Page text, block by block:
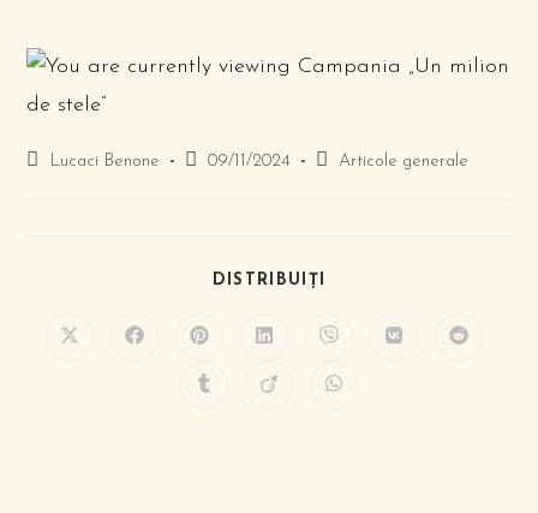
Lucaci Benone 09/11/2024 Articole generale
DISTRIBUIȚI